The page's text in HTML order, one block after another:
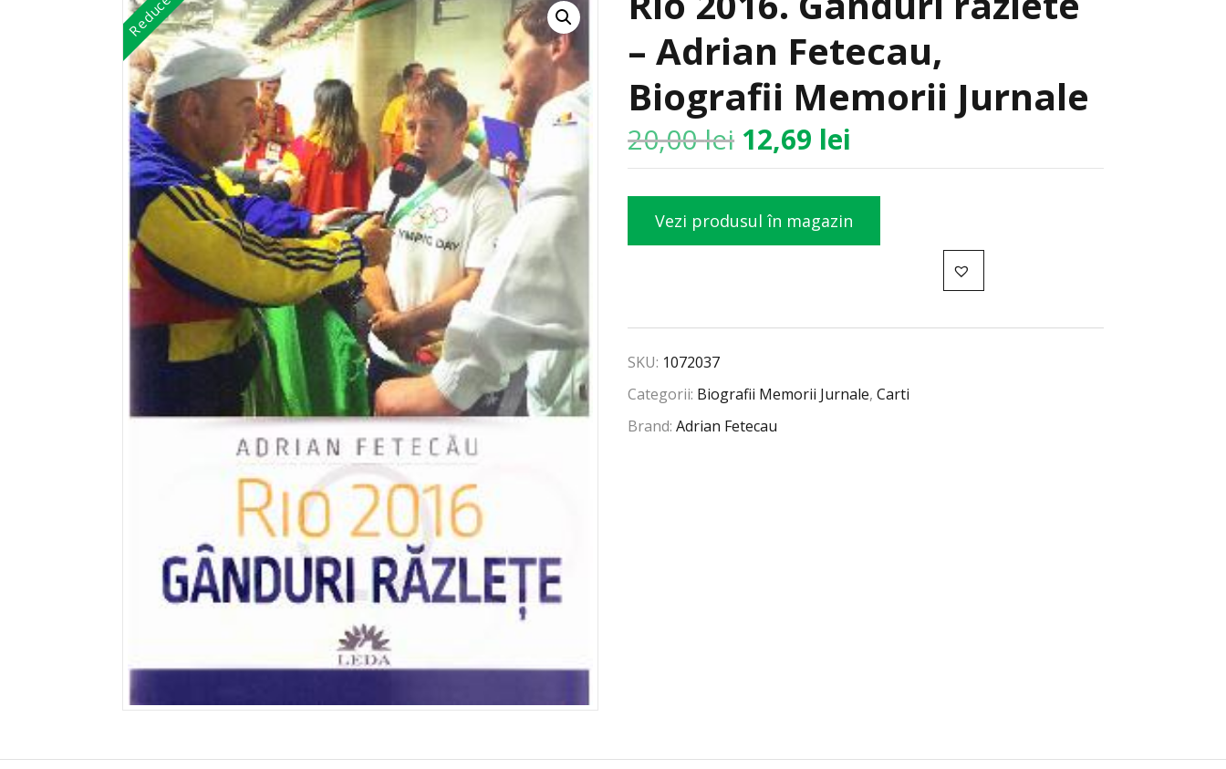
– Adrian Fetecau,
Biografii Memorii Jurnale
20,00lei 12,69 lei
Vezi produsul în magazin
SKU: 1072037
Categorii: Biografii Memorii Jurnale,Carti
Brand:Adrian Fetecau